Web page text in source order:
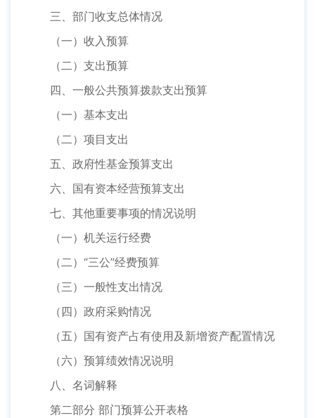
三、部门收支总体情况
（一）收入预算
（二）支出预算
四、一般公共预算拨款支出预算
（一）基本支出
（二）项目支出
五、政府性基金预算支出
六、国有资本经营预算支出
七、其他重要事项的情况说明
（一）机关运行经费
（二）“三公”经费预算
（三）一般性支出情况
（四）政府采购情况
（五）国有资产占有使用及新增资产配置情况
（六）预算绩效情况说明
八、名词解释
第二部分 部门预算公开表格